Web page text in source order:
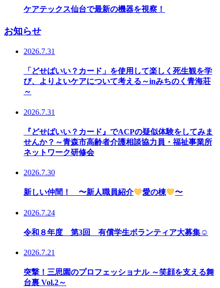
ケアテックス仙台で最新の機器を視察！
お知らせ
2026.7.31
「どせばいい？カード」を使用して楽しく死生観を学
び、よりよいケアについて考える～inみちのく青海荘
～
2026.7.31
『どせばいい？カード』でACPの疑似体験をしてみま
せんか？～青森市高齢者介護相談協力員・福祉事業所
ネットワーク研修会
2026.7.30
新しい仲間！ 〜新人職員紹介 愛の棟 〜
2026.7.24
令和８年度 第3回 有償学生ボランティア大募集☺
2026.7.21
突撃！三思園のプロフェッショナル ～笑顔を支える舞
台裏 Vol.2～